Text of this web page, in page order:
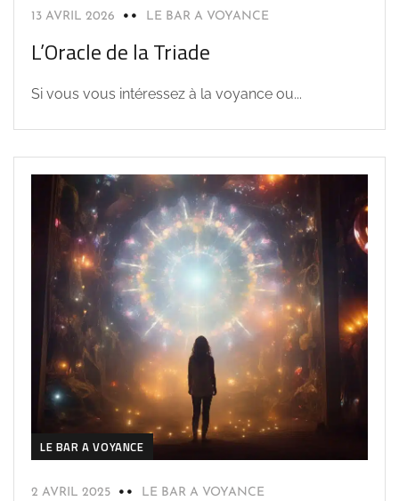
13 AVRIL 2026 LE BAR A VOYANCE
L’Oracle de la Triade
Si vous vous intéressez à la voyance ou...
LE BAR A VOYANCE
2 AVRIL 2025 LE BAR A VOYANCE